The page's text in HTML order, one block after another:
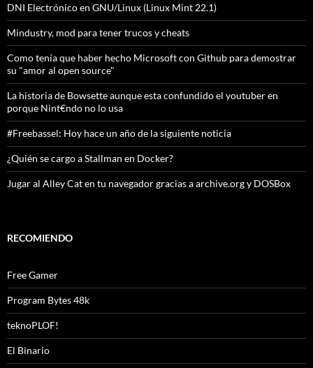
DNI Electrónico en GNU/Linux (Linux Mint 22.1)
Mindustry, mod para tener trucos y cheats
Como tenía que haber hecho Microsoft con Github para demostrar
su "amor al open source"
La historia de Bowsette aunque esta confundido el youtuber en
porque Nint€ndo no lo usa
#Freebassel: Hoy hace un año de la siguiente noticia
¿Quién se cargo a Stallman en Docker?
Jugar al Alley Cat en tu navegador gracias a archive.org y DOSBox
RECOMIENDO
Free Gamer
Program Bytes 48k
teknoPLOF!
El Binario